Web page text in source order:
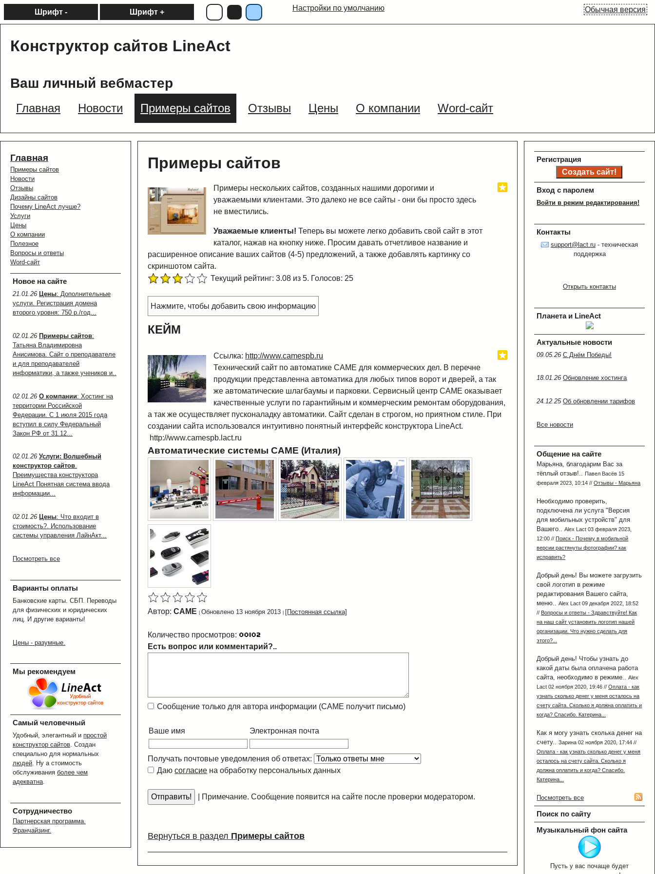
Обычная версия
Шрифт - Шрифт + Настройки по умолчанию
Конструктор сайтов LineAct
Ваш личный вебмастер
Главная Новости Примеры сайтов Отзывы Цены О компании Word-сайт
Главная
Примеры сайтов
Новости
Отзывы
Дизайны сайтов
Почему LineAct лучше?
Услуги
Цены
О компании
Полезное
Вопросы и ответы
Word-сайт
Новое на сайте
21.01.26 Цены: Дополнительные
услуги. Регистрация домена
второго уровня: 750 р./год...
02.01.26 Примеры сайтов:
Татьяна Владимировна
Анисимова. Сайт о преподавателе
и для преподавателей
информатики, а также учеников и..
02.01.26 О компании: Хостинг на
территории Российской
Федерации. С 1 июля 2015 года
вступил в силу Федеральный
Закон РФ от 31.12...
02.01.26 Услуги: Волшебный
конструктор сайтов.
Преимущества конструктора
LineAct Понятная система ввода
информации...
02.01.26 Цены: Что входит в
стоимость?. Использование
системы управления ЛайнАкт...
Посмотреть все
Варианты оплаты
Банковские карты. СБП. Переводы
для физических и юридических
лиц. И другие варианты!
Цены - разумные.
Мы рекомендуем
Самый человечный
Удобный, элегантный и простой
конструктор сайтов. Создан
специально для нормальных
людей. Ну а стоимость
обслуживания более чем
адекватна.
Сотрудничество
Партнерская программа.
Франчайзинг.
Примеры сайтов
Примеры нескольких сайтов, созданных нашими дорогими и
уважаемыми клиентами. Это далеко не все сайты - они бы просто здесь
не вместились.
Уважаемые клиенты! Теперь вы можете легко добавить свой сайт в этот
каталог, нажав на кнопку ниже. Просим давать отчетливое название и
расширенное описание ваших сайтов (4-5) предложений, а также добавлять картинку со
скриншотом сайта.
Текущий рейтинг: 3.08 из 5. Голосов: 25
Нажмите, чтобы добавить свою информацию
КЕЙМ
Ссылка: http://www.camespb.ru
Технический сайт по автоматике CAME для коммерческих дел. В перечне
продукции представленна автоматика для любых типов ворот и дверей, а так
же автоматические шлагбаумы и парковки. Сервисный центр CAME оказывает
качественные услуги по гарантийным и коммерческим ремонтам оборудования,
а так же осуществляет пусконаладку автоматики. Сайт сделан в строгом, но приятном стиле. При
создании сайта использовался интуитивно понятный интерфейс конструктора LineAct.
http://www.camespb.lact.ru
Автоматические системы CAME (Италия)
Автор:CAME Обновлено 13 ноября 2013 [Постоянная ссылка]
Количество просмотров:
Есть вопрос или комментарий?..
Сообщение только для автора информации (CAME получит письмо)
Ваше имя Электронная почта
Получать почтовые уведомления об ответах:
Даюсогласие на обработку персональных данных
Примечание. Сообщение появится на сайте после проверки модератором.
Вернуться в раздел Примеры сайтов
Регистрация
Вход с паролем
Войти в режим редактирования!
Контакты
support@lact.ru - техническая
поддержка
Открыть контакты
Планета и LineAct
Актуальные новости
09.05.26C Днём Победы!
18.01.26Обновление хостинга
24.12.25Об обновлении тарифов
Все новости
Общение на сайте
Марьяна, благодарим Вас за
тёплый отзыв!..Павел Васёв 15
февраля 2023, 10:14 //Отзывы - Марьяна
Необходимо проверить,
подключена ли услуга "Версия
для мобильных устройств" для
Вашего..Alex Lact 03 февраля 2023,
12:00 //Поиск - Почему в мобильной
версии растянуты фотографии? как
исправить?
Добрый день! Вы можете загрузить
свой логотип в режиме
редактирования Вашего сайта,
меню..Alex Lact 09 декабря 2022, 18:52
// Вопросы и ответы - Здравствуйте! Как
на наш сайт установить логотип нашей
организации. Что нужно сделать для
этого?...
Добрый день! Чтобы узнать до
какой даты была оплачена работа
сайта, необходимо в режиме..Alex
Lact 02 ноября 2020, 19:46 //Оплата - как
узнать сколько денег у меня осталось на
счету сайта. Сколько я должна оплатить и
когда? Спасибо. Катерина...
Как я могу узнать сколька денег на
счету..Зарина 02 ноября 2020, 17:44 //
Оплата - как узнать сколько денег у меня
осталось на счету сайта. Сколько я
должна оплатить и когда? Спасибо.
Катерина...
Посмотреть все
Поиск по сайту
Музыкальный фон сайта
Пусть у вас почаще будет